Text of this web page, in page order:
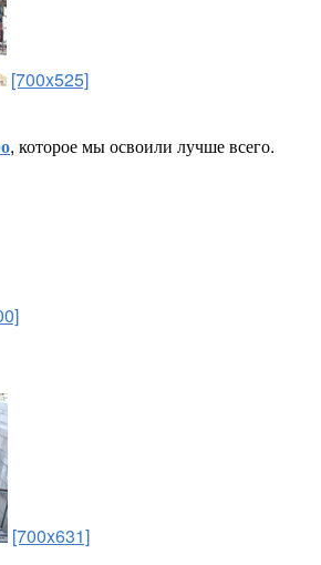
[700x525]
, которое мы освоили лучше всего.
[700x631]